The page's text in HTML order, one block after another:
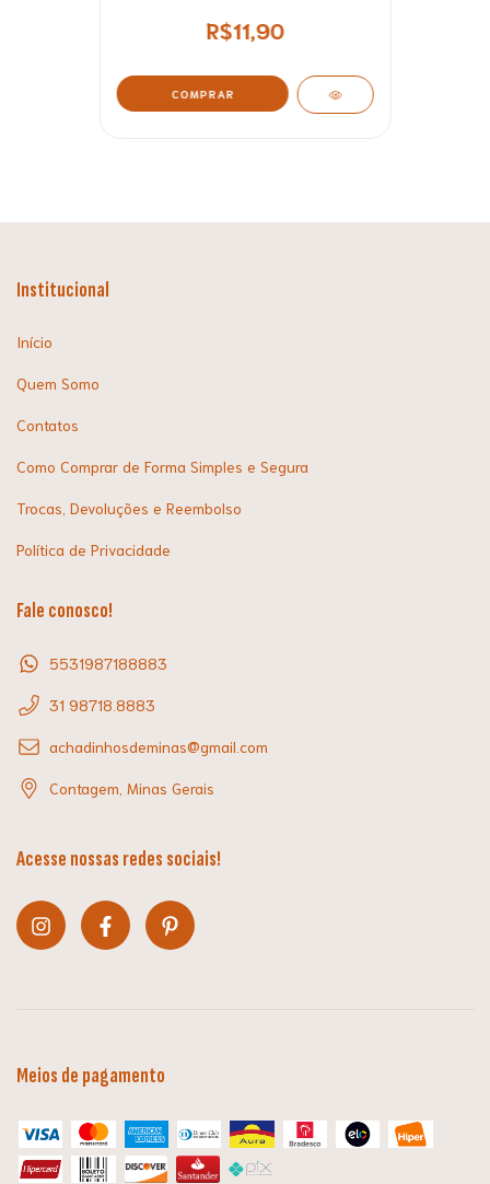
R$11,90
Institucional
Início
Quem Somo
Contatos
Como Comprar de Forma Simples e Segura
Trocas, Devoluções e Reembolso
Política de Privacidade
Fale conosco!
5531987188883
31 98718.8883
achadinhosdeminas@gmail.com
Contagem, Minas Gerais
Acesse nossas redes sociais!
Meios de pagamento